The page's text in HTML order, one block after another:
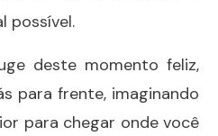
possível.
deste momento feliz,
para frente, imaginando
para chegar onde você